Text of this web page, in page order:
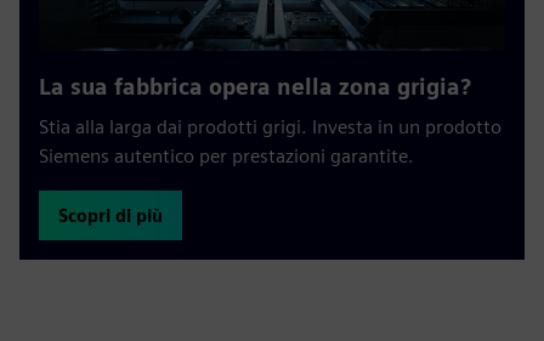
La sua fabbrica opera nella zona grigia?
Stia alla larga dai prodotti grigi. Investa in un prodotto
Siemens autentico per prestazioni garantite.
Scopri di più